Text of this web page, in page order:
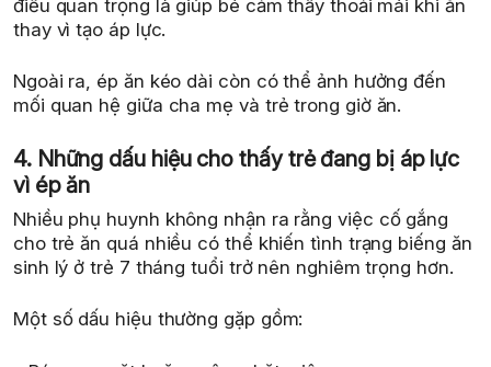
điều quan trọng là giúp bé cảm thấy thoải mái khi ăn
thay vì tạo áp lực.
Ngoài ra, ép ăn kéo dài còn có thể ảnh hưởng đến
mối quan hệ giữa cha mẹ và trẻ trong giờ ăn.
4. Những dấu hiệu cho thấy trẻ đang bị áp lực
vì ép ăn
Nhiều phụ huynh không nhận ra rằng việc cố gắng
cho trẻ ăn quá nhiều có thể khiến tình trạng biếng ăn
sinh lý ở trẻ 7 tháng tuổi trở nên nghiêm trọng hơn.
Một số dấu hiệu thường gặp gồm: